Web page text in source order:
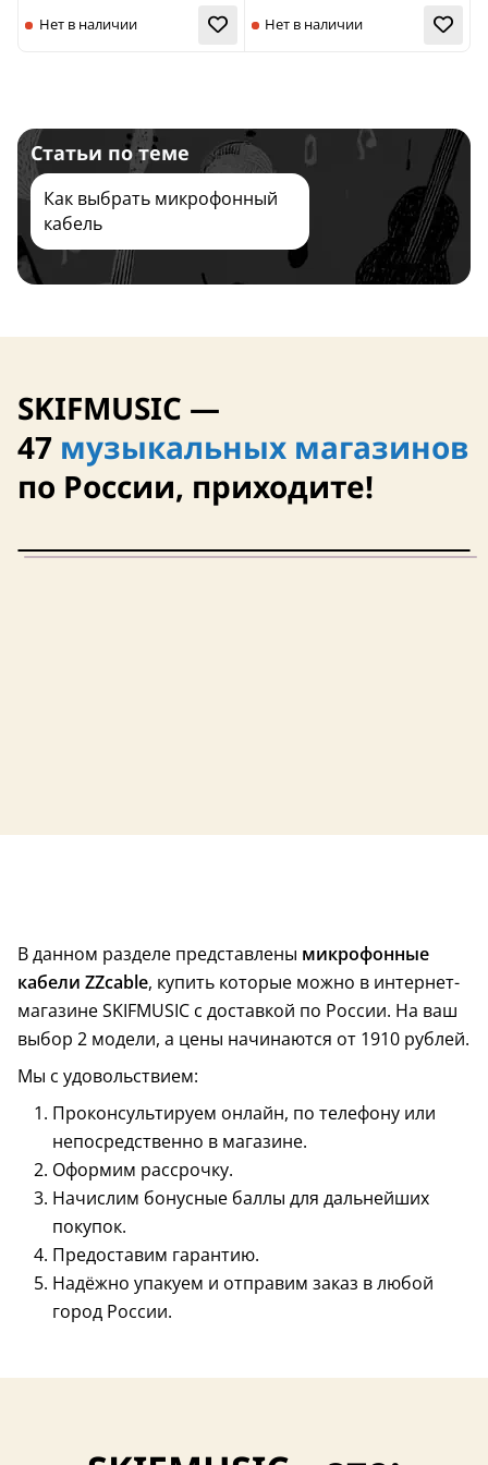
Нет в наличии Нет в наличии
Статьи по теме
Как выбрать микрофонный
кабель
SKIFMUSIC —
47 музыкальных магазинов
по России, приходите!
В данном разделе представлены микрофонные
кабели ZZcable, купить которые можно в интернет-
магазине SKIFMUSIC с доставкой по России. На ваш
выбор 2 модели, а цены начинаются от 1910 рублей.
Мы с удовольствием:
Проконсультируем онлайн, по телефону или
непосредственно в магазине.
Оформим рассрочку.
Начислим бонусные баллы для дальнейших
покупок.
Предоставим гарантию.
Надёжно упакуем и отправим заказ в любой
город России.